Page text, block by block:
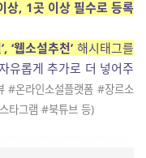
상, 1곳 이상 필수로 등록
‘웹소설추천’ 해시태그를
유롭게 추가로 더 넣어주
#온라인소설플랫폼 #장르소
타그램 #북튜브 등)